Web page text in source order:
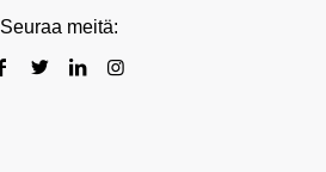
Seuraa meitä: